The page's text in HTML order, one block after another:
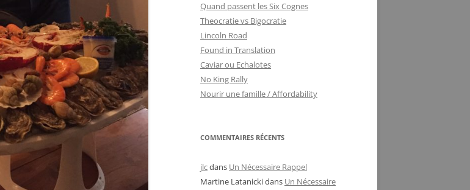
Quand passent les Six Cognes
Theocratie vs Bigocratie
Lincoln Road
Found in Translation
Caviar ou Echalotes
No King Rally
Nourir une famille / Affordability
COMMENTAIRES RÉCENTS
jlcdans Un Nécessaire Rappel
Martine Latanickidans Un Nécessaire